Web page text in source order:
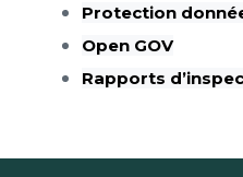
Protection
Open GOV
Rapports